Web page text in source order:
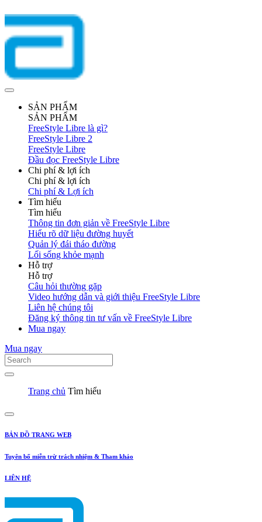
SẢN PHẨM
SẢN PHẨM
FreeStyle Libre là gì?
FreeStyle Libre 2
FreeStyle Libre
Đầu đọc FreeStyle Libre
Chi phí & lợi ích
Chi phí & lợi ích
Chi phí & Lợi ích
Tìm hiểu
Tìm hiểu
Thông tin đơn giản về FreeStyle Libre
Hiểu rõ dữ liệu đường huyết
Quản lý đái tháo đường
Lối sống khỏe mạnh
Hỗ trợ
Hỗ trợ
Câu hỏi thường gặp
Video hướng dẫn và giới thiệu FreeStyle Libre
Liên hệ chúng tôi
Đăng ký thông tin tư vấn về FreeStyle Libre
Mua ngay
Mua ngay
Trang chủ Tìm hiểu
BẢN ĐỒ TRANG WEB
Tuyên bố miễn trừ trách nhiệm & Tham khảo
LIÊN HỆ